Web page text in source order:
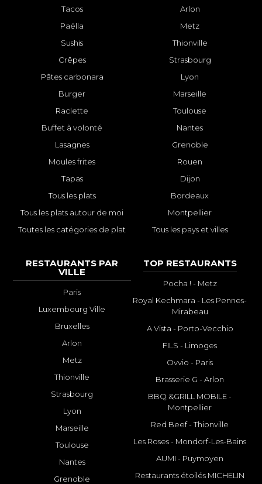
Tacos
Paëlla
Sushis
Crêpes
Pâtes carbonara
Burger
Raclette
Buffet à volonté
Lasagnes
Moules frites
Tapas
Tous les plats
Tous les plats autour de moi
Toutes les catégories de plat
Arlon
Metz
Thionville
Strasbourg
Lyon
Marseille
Toulouse
Nantes
Grenoble
Rouen
Dijon
Bordeaux
Montpellier
Tous les pays et villes
RESTAURANTS PAR
VILLE
Paris
Luxembourg Ville
Bruxelles
Arlon
Metz
Thionville
Strasbourg
Lyon
Marseille
Toulouse
Nantes
Grenoble
TOP RESTAURANTS
Pocha ! - Metz
Royal Kechmara - Les Pennes-
Mirabeau
A Vista - Porto-Vecchio
FILS - Limoges
Ovvio - Paris
Brasserie G - Arlon
BBQ &GRILL MOBILE -
Montpellier
Red Beef - Thionville
Les Roses - Mondorf-Les-Bains
AUMI - Puymoyen
Restaurants étoilés MICHELIN